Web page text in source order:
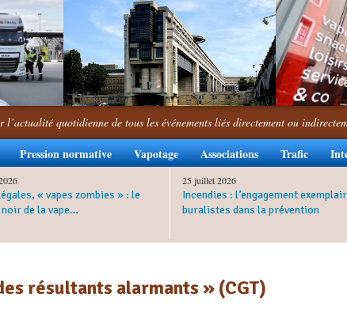
l’actualité quotidienne de tous les événements liés directement ou
Pression normative Vapotage Associations Trafic
« vapes zombies » : le
de la vape…
25 juillet 2026
Incendies : l’engagement
buralistes dans la prévention
résultants alarmants » (CGT)